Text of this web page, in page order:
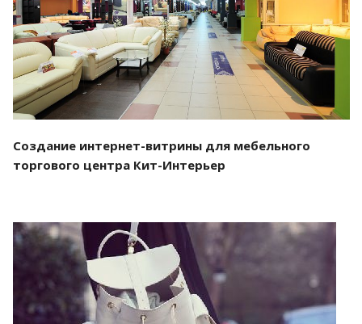
Смотреть проект
Создание интернет-витрины для мебельного
торгового центра Кит-Интерьер